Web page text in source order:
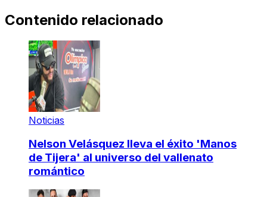
Contenido relacionado
Noticias
Nelson Velásquez lleva el éxito 'Manos
de Tijera' al universo del vallenato
romántico